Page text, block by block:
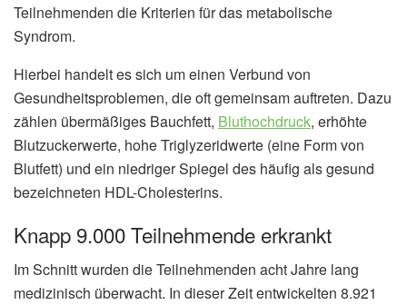
Teilnehmenden die Kriterien für das metabolische
Syndrom.
Hierbei handelt es sich um einen Verbund von
Gesundheitsproblemen, die oft gemeinsam auftreten. Dazu
zählen übermäßiges Bauchfett, Bluthochdruck, erhöhte
Blutzuckerwerte, hohe Triglyzeridwerte (eine Form von
Blutfett) und ein niedriger Spiegel des häufig als gesund
bezeichneten HDL-Cholesterins.
Knapp 9.000 Teilnehmende erkrankt
Im Schnitt wurden die Teilnehmenden acht Jahre lang
medizinisch überwacht. In dieser Zeit entwickelten 8.921